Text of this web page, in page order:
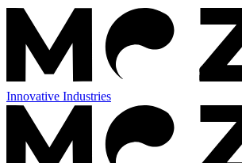
Innovative Industries